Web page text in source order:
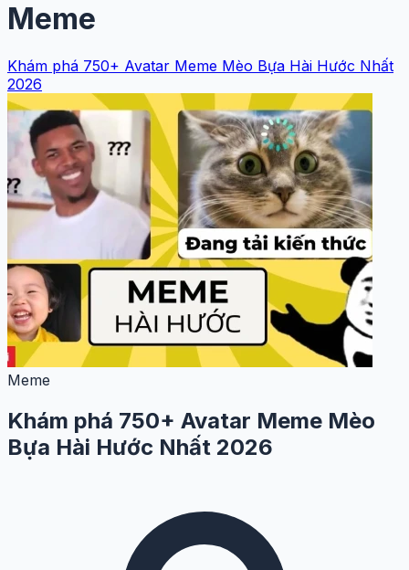
Meme
Khám phá 750+ Avatar Meme Mèo Bựa Hài Hước Nhất
2026
Meme
Khám phá 750+ Avatar Meme Mèo
Bựa Hài Hước Nhất 2026